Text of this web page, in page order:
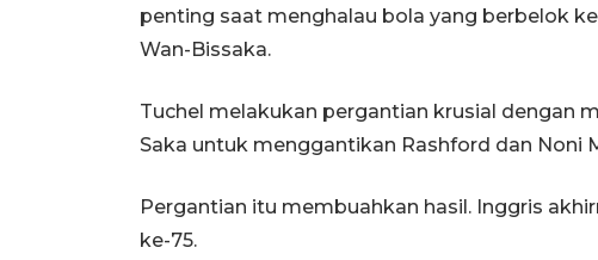
penting saat menghalau bola yang berbelok
Wan-Bissaka.
Tuchel melakukan pergantian krusial dengan
Saka untuk menggantikan Rashford dan Noni
Pergantian itu membuahkan hasil. Inggris
ke-75.